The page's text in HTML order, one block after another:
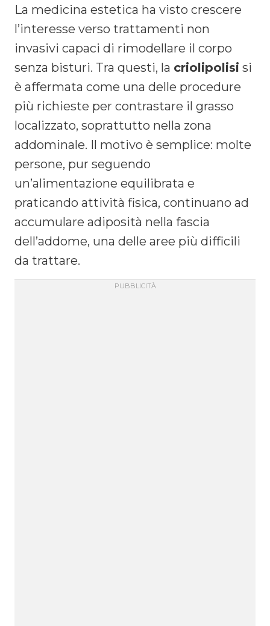
La medicina estetica ha visto crescere
l’interesse verso trattamenti non
invasivi capaci di rimodellare il corpo
senza bisturi. Tra questi, la criolipolisi si
è affermata come una delle procedure
più richieste per contrastare il grasso
localizzato, soprattutto nella zona
addominale. Il motivo è semplice: molte
persone, pur seguendo
un’alimentazione equilibrata e
praticando attività fisica, continuano ad
accumulare adiposità nella fascia
dell’addome, una delle aree più difficili
da trattare.